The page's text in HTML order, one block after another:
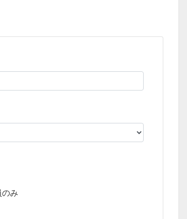
のみ